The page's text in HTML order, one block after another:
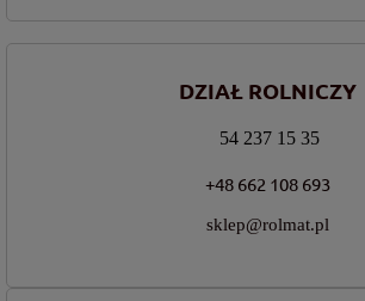
DZIAŁ ROLNICZY
54 237 15 35
+48 662 108 693
sklep@rolmat.pl